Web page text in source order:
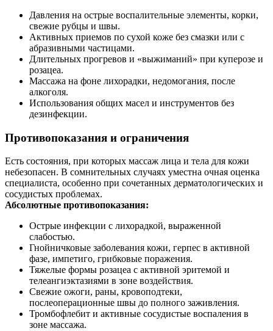
Давления на острые воспалительные элементы, корки,
свежие рубцы и швы.
Активных приемов по сухой коже без смазки или с
абразивными частицами.
Длительных прогревов и «выжиманий» при куперозе и
розацеа.
Массажа на фоне лихорадки, недомогания, после
алкоголя.
Использования общих масел и инструментов без
дезинфекции.
Противопоказания и ограничения
Есть состояния, при которых массаж лица и тела для кожи
небезопасен. В сомнительных случаях уместна очная оценка
специалиста, особенно при сочетанных дерматологических и
сосудистых проблемах.
Абсолютные противопоказания:
Острые инфекции с лихорадкой, выраженной
слабостью.
Гнойничковые заболевания кожи, герпес в активной
фазе, импетиго, грибковые поражения.
Тяжелые формы розацеа с активной эритемой и
телеангиэктазиями в зоне воздействия.
Свежие ожоги, раны, кровоподтеки,
послеоперационные швы до полного заживления.
Тромбофлебит и активные сосудистые воспаления в
зоне массажа.